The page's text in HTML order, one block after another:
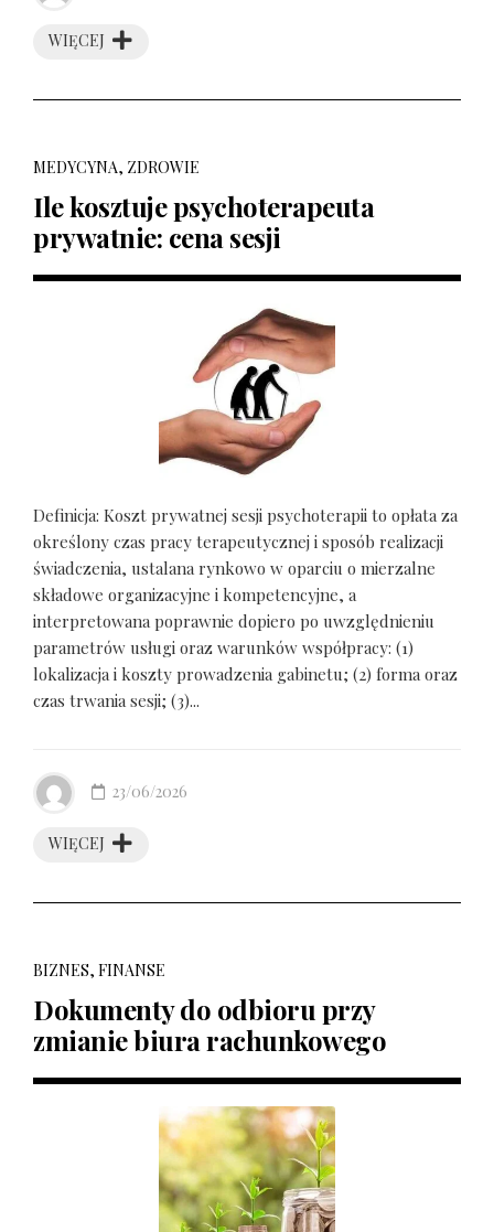
WIĘCEJ
MEDYCYNA, ZDROWIE
Ile kosztuje psychoterapeuta
prywatnie: cena sesji
Definicja: Koszt prywatnej sesji psychoterapii to opłata za
określony czas pracy terapeutycznej i sposób realizacji
świadczenia, ustalana rynkowo w oparciu o mierzalne
składowe organizacyjne i kompetencyjne, a
interpretowana poprawnie dopiero po uwzględnieniu
parametrów usługi oraz warunków współpracy: (1)
lokalizacja i koszty prowadzenia gabinetu; (2) forma oraz
czas trwania sesji; (3)...
WIĘCEJ
23/06/2026
BIZNES, FINANSE
Dokumenty do odbioru przy
zmianie biura rachunkowego